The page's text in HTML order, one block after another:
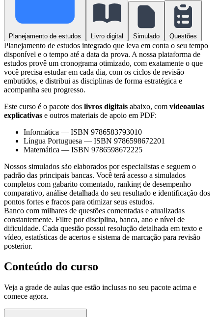
Planejamento de estudos Livro digital Simulado Questões
Planejamento de estudos integrado que leva em conta o seu tempo
disponível e o tempo até a data da prova. A nossa plataforma de
estudos provê um cronograma otimizado, com exatamente o que
você precisa estudar em cada dia, com os ciclos de revisão
embutidos, e distribui as disciplinas de forma estratégica e
acompanha seu progresso.
Este curso é o pacote dos livros digitais abaixo, com videoaulas
explicativas e outros materiais de apoio em PDF:
Informática — ISBN 9786583793010
Língua Portuguesa — ISBN 9786598672201
Matemática — ISBN 9786598672225
Nossos simulados são elaborados por especialistas e seguem o
padrão das principais bancas. Você terá acesso a simulados
completos com gabarito comentado, ranking de desempenho
comparativo, análise detalhada do seu resultado e identificação dos
pontos fortes e fracos para otimizar seus estudos.
Banco com milhares de questões comentadas e atualizadas
constantemente. Filtre por disciplina, banca, ano e nível de
dificuldade. Cada questão possui resolução detalhada em texto e
vídeo, estatísticas de acertos e sistema de marcação para revisão
posterior.
Conteúdo do curso
Veja a grade de aulas que estão inclusas no seu pacote acima e
comece agora.